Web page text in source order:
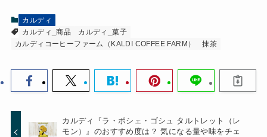
カルディ
カルディ_商品
カルディ_菓子
カルディコーヒーファーム（KALDI COFFEE FARM）
抹茶
カルディ『ラ・ポシェ・ゴシュ タルトレット（レ
モン）』のおすすめ度は？ 気になる量や味をチェ